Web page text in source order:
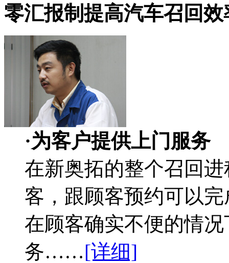
零汇报制提高汽车召回效
·为客户提供上门服务
在新奥拓的整个召回
客，跟顾客预约可以
在顾客确实不便的情
务……[详细]